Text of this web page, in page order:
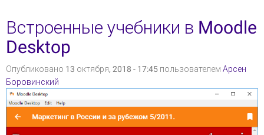
развития школьных библиотек
Встроенные учебники в Moodle
Desktop
Опубликовано 13 октября, 2018 - 17:45 пользователем Арсен
Боровинский